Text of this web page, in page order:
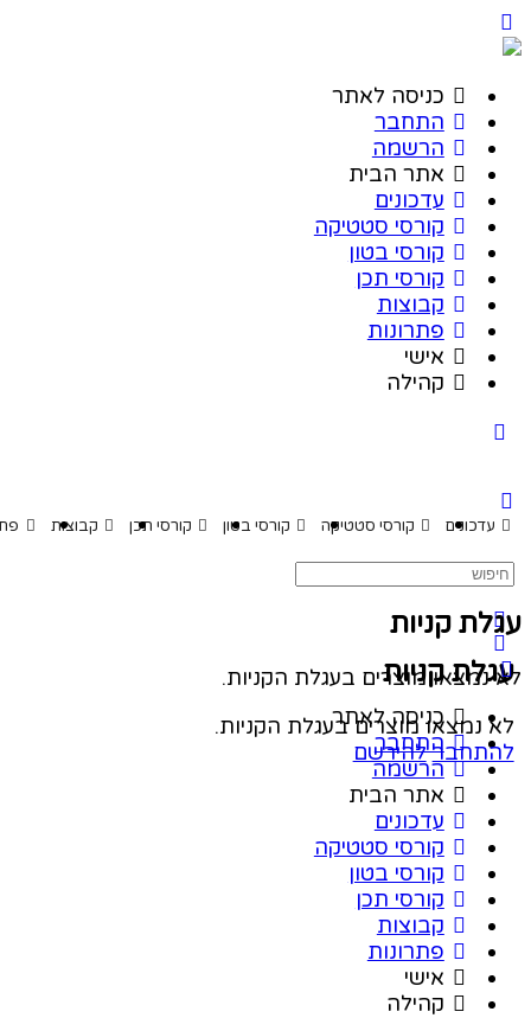
כניסה לאתר
התחבר
הרשמה
אתר הבית
עדכונים
קורסי סטטיקה
קורסי בטון
קורסי תכן
קבוצות
פתרונות
אישי
קהילה
קורסי סטטיקה קורסי בטון קורסי תכן קבוצות פתרונות
קניות
נמצאו מוצרים בעגלת הקניות.
להירשם
קניות
מוצרים בעגלת הקניות.
כניסה לאתר
התחבר
הרשמה
אתר הבית
עדכונים
קורסי סטטיקה
קורסי בטון
קורסי תכן
קבוצות
פתרונות
אישי
קהילה